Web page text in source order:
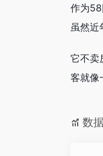
作为58
虽然近
它不卖
客就像
数